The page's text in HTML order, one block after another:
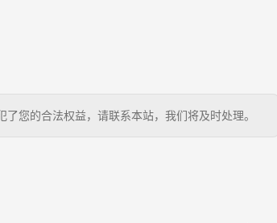
您的合法权益，请联系本站，我们将及时处理。